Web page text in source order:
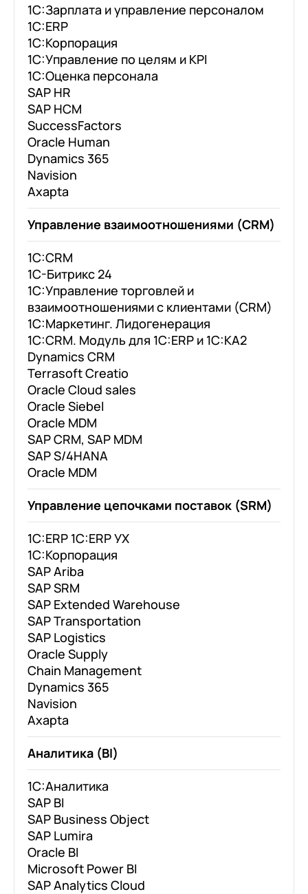
1С:Зарплата и управление персоналом
1С:ERP
1С:Корпорация
1С:Управление по целям и KPI
1С:Оценка персонала
SAP HR
SAP HCM
SuccessFactors
Oracle Human
Dynamics 365
Navision
Axapta
Управление взаимоотношениями (CRM)
1С:CRM
1С-Битрикс 24
1С:Управление торговлей и
взаимоотношениями с клиентами (CRM)
1С:Маркетинг. Лидогенерация
1С:CRM. Модуль для 1С:ERP и 1С:КА2
Dynamics CRM
Terrasoft Creatio
Oracle Cloud sales
Oracle Siebel
Oracle MDM
SAP CRM, SAP MDM
SAP S/4HANA
Oracle MDM
Управление цепочками поставок (SRM)
1C:ERP 1C:ERP УХ
1C:Корпорация
SAP Ariba
SAP SRM
SAP Extended Warehouse
SAP Transportation
SAP Logistics
Oracle Supply
Chain Management
Dynamics 365
Navision
Axapta
Аналитика (BI)
1С:Аналитика
SAP BI
SAP Business Object
SAP Lumira
Oracle BI
Microsoft Power BI
SAP Analytics Cloud